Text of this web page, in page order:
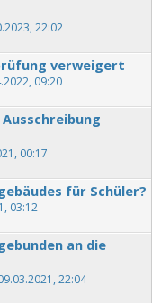
22:02
verweigert
09:20
00:17
für Schüler?
03:12
an die
22:04